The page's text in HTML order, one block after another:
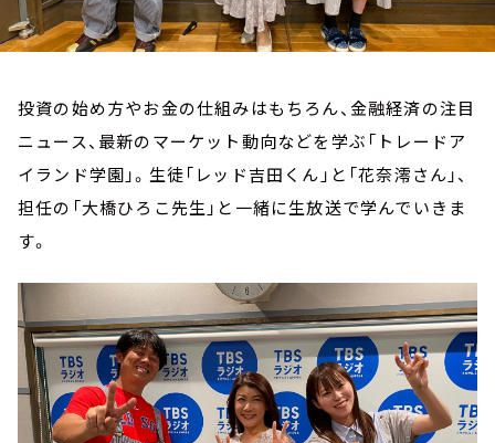
投資の始め方やお金の仕組みはもちろん、金融経済の注目
ニュース、最新のマーケット動向などを学ぶ「トレードア
イランド学園」。生徒「レッド吉田くん」と「花奈澪さん」、
担任の「大橋ひろこ先生」と一緒に生放送で学んでいきま
す。